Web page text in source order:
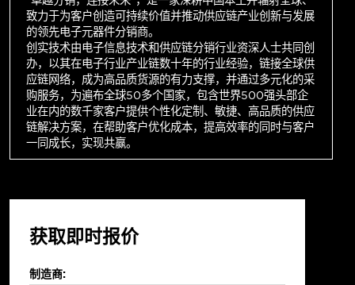
致力于为客户创造可持续价值并推动供应链产业创新与发展
的领先电子元器件分销商。
创实技术由电子信息技术和供应链分销行业资深人士共同创
办，以其在电子行业产业链数十年的行业经验，链接全球供
应链网络，成为高品质货源的有力支撑，并通过多元化的采
购服务，为遍布全球50多个国家，包含世界500强头部企
业在内的数千家客户提供个性化定制、敏捷、高品质的供应
链解决方案，在帮助客户优化成本，提高效率的同时与客户
一同成长，实现共赢。
获取即时报价
制造商: